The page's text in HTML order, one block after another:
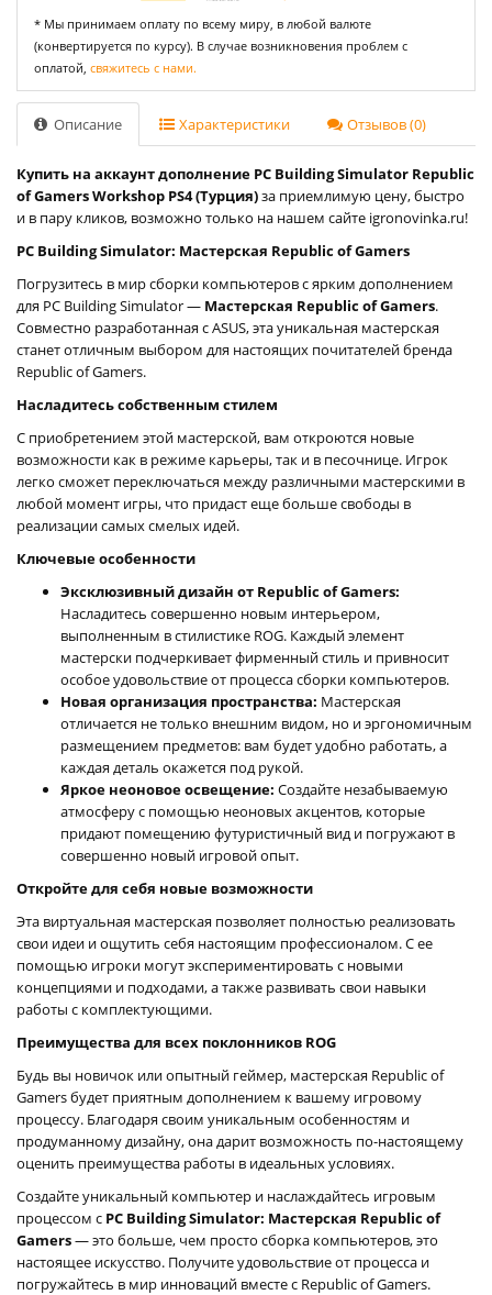
* Мы принимаем оплату по всему миру, в любой валюте
(конвертируется по курсу). В случае возникновения проблем с
оплатой, свяжитесь с нами.
Описание Характеристики Отзывов (0)
Купить на аккаунт дополнение PC Building Simulator Republic
of Gamers Workshop PS4 (Турция)за приемлимую цену, быстро
и в пару кликов, возможно только на нашем сайте igronovinka.ru!
PC Building Simulator: Мастерская Republic of Gamers
Погрузитесь в мир сборки компьютеров с ярким дополнением
для PC Building Simulator — Мастерская Republic of Gamers.
Совместно разработанная с ASUS, эта уникальная мастерская
станет отличным выбором для настоящих почитателей бренда
Republic of Gamers.
Насладитесь собственным стилем
С приобретением этой мастерской, вам откроются новые
возможности как в режиме карьеры, так и в песочнице. Игрок
легко сможет переключаться между различными мастерскими в
любой момент игры, что придаст еще больше свободы в
реализации самых смелых идей.
Ключевые особенности
Эксклюзивный дизайн от Republic of Gamers:
Насладитесь совершенно новым интерьером,
выполненным в стилистике ROG. Каждый элемент
мастерски подчеркивает фирменный стиль и привносит
особое удовольствие от процесса сборки компьютеров.
Новая организация пространства: Мастерская
отличается не только внешним видом, но и эргономичным
размещением предметов: вам будет удобно работать, а
каждая деталь окажется под рукой.
Яркое неоновое освещение: Создайте незабываемую
атмосферу с помощью неоновых акцентов, которые
придают помещению футуристичный вид и погружают в
совершенно новый игровой опыт.
Откройте для себя новые возможности
Эта виртуальная мастерская позволяет полностью реализовать
свои идеи и ощутить себя настоящим профессионалом. С ее
помощью игроки могут экспериментировать с новыми
концепциями и подходами, а также развивать свои навыки
работы с комплектующими.
Преимущества для всех поклонников ROG
Будь вы новичок или опытный геймер, мастерская Republic of
Gamers будет приятным дополнением к вашему игровому
процесcу. Благодаря своим уникальным особенностям и
продуманному дизайну, она дарит возможность по-настоящему
оценить преимущества работы в идеальных условиях.
Создайте уникальный компьютер и наслаждайтесь игровым
процессом с PC Building Simulator: Мастерская Republic of
Gamers— это больше, чем просто сборка компьютеров, это
настоящее искусство. Получите удовольствие от процесса и
погружайтесь в мир инноваций вместе с Republic of Gamers.